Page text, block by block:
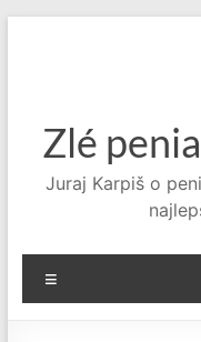
Zlé
Juraj Karpiš o